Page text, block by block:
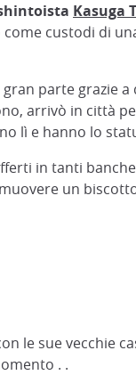
Kasuga
custodi di
parte grazie a
arrivò in città
lì e hanno lo
in tanti
un
le sue vecchie
. .